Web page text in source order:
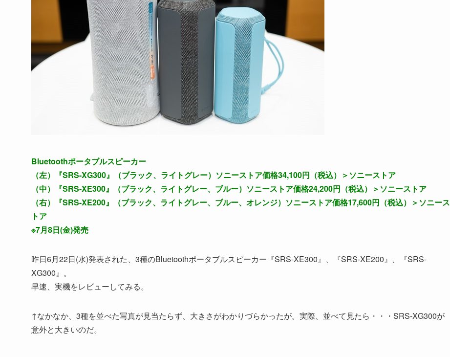
Bluetoothポータブルスピーカー
（左）『SRS-XG300』（ブラック、ライトグレー）ソニーストア価格34,100円（税込）＞ ソニーストア
（中）『SRS-XE300』（ブラック、ライトグレー、ブルー）ソニーストア価格24,200円（税込）＞ ソニーストア
（右）『SRS-XE200』（ブラック、ライトグレー、ブルー、オレンジ）ソニーストア価格17,600円（税込）＞ ソニース
トア
※7月8日(金)発売
昨日6月22日(水)発表された、3種のBluetoothポータブルスピーカー『SRS-XE300』、『SRS-XE200』、『SRS-
XG300』。
早速、実機をレビューしてみる。
↑なかなか、3種を並べた写真が見当たらず、大きさがわかりづらかったが。実際、並べて見たら・・・SRS-XG300が
意外と大きいのだ。